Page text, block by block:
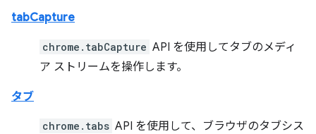
tabCapture
chrome.tabCapture API を使用してタブのメディ
ア ストリームを操作します。
タブ
chrome.tabs API を使用して、ブラウザのタブシス